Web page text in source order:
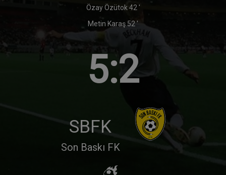
Özay Özütok 42 '
Metin Karaş 52 '
5:2
SBFK
Son Baskı FK